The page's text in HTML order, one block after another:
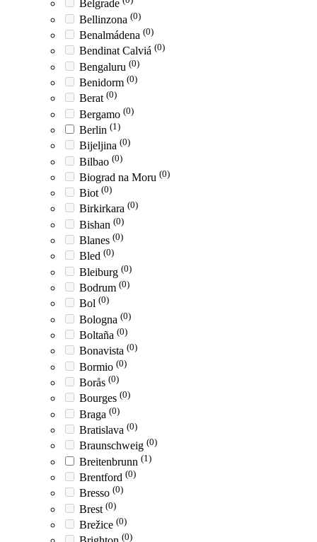
Belgrade
Bellinzona (0)
Benalmádena (0)
Bendinat Calviá (0)
Bengaluru (0)
Benidorm (0)
Berat (0)
Bergamo (0)
Berlin (1)
Bijeljina (0)
Bilbao (0)
Biograd na Moru (0)
Biot (0)
Birkirkara (0)
Bishan (0)
Blanes (0)
Bled (0)
Bleiburg (0)
Bodrum (0)
Bol (0)
Bologna (0)
Boltaña (0)
Bonavista (0)
Bormio (0)
Borås (0)
Bourges (0)
Braga (0)
Bratislava (0)
Braunschweig (0)
Breitenbrunn (1)
Brentford (0)
Bresso (0)
Brest (0)
Brežice (0)
(0)